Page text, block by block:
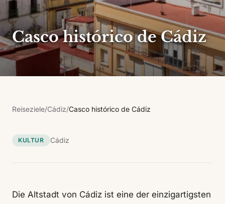
Casco histórico de Cádiz
Reiseziele/Cádiz/Casco histórico de Cádiz
KULTUR Cádiz
Die Altstadt von Cádiz ist eine der einzigartigsten